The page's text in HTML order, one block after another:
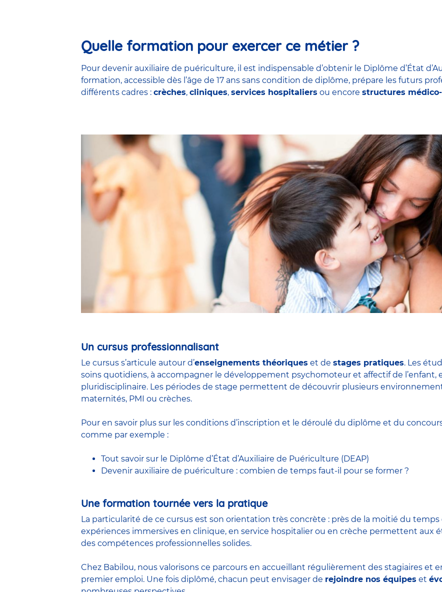
Quelle formation pour exercer ce métier ?
Pour devenir auxiliaire de puériculture, il est indispensable d’obtenir le Diplôme d’État
formation, accessible dès l’âge de 17 ans sans condition de diplôme, prépare les futurs
différents cadres : crèches, cliniques, services hospitaliers ou encore structures
Un cursus professionnalisant
Le cursus s’articule autour d’enseignements théoriques et de stages pratiques. Les
soins quotidiens, à accompagner le développement psychomoteur et affectif de l’enfant,
pluridisciplinaire. Les périodes de stage permettent de découvrir plusieurs
maternités, PMI ou crèches.
Pour en savoir plus sur les conditions d’inscription et le déroulé du diplôme et du
comme par exemple :
Tout savoir sur le Diplôme d’État d’Auxiliaire de Puériculture (DEAP)
Devenir auxiliaire de puériculture : combien de temps faut-il pour se former ?
Une formation tournée vers la pratique
La particularité de ce cursus est son orientation très concrète : près de la moitié du temps
expériences immersives en clinique, en service hospitalier ou en crèche permettent aux
des compétences professionnelles solides.
Chez Babilou, nous valorisons ce parcours en accueillant régulièrement des stagiaires et
premier emploi. Une fois diplômé, chacun peut envisager de rejoindre nos équipes et